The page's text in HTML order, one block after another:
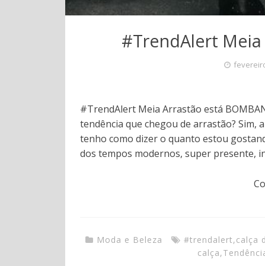
#TrendAlert Meia
#TrendAlert Meia Arrastão está
tendência que chegou de arrastão? Sim,
tenho como dizer o quanto estou
dos tempos modernos, super presente,
Moda e Beleza #trendalert,calça
calça,